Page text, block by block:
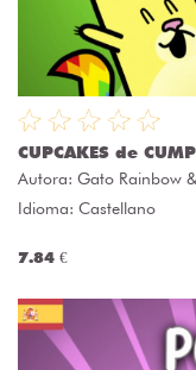
CUPCAKES de
Autora: Gato Rainbow
Idioma: Castellano
7.84 €